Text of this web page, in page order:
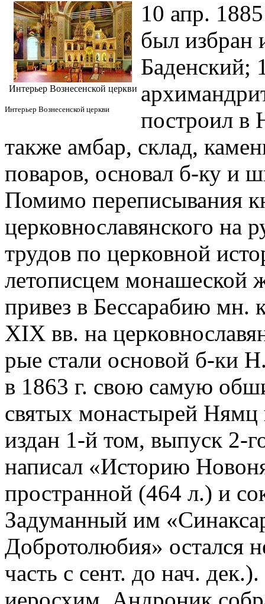
Интерьер Вознесенской церкви
Интерьер Вознесенской церкви
10 апр.
был избран
Баденский;
построил в
также амбар, склад,
поваров, основал б-ку и
Помимо переписывания
церковнославянского на
трудов по церковной
летописцем монашеской
привез в Бессарабию мн.
XIX вв. на
рые стали основой б-ки
в 1863 г. свою самую
святых монастырей
издан 1-й том, выпуск 2-
написал «Историю
пространной (464 л.) и
Задуманный им
Добротолюбия» остался
часть с сент. до нач.